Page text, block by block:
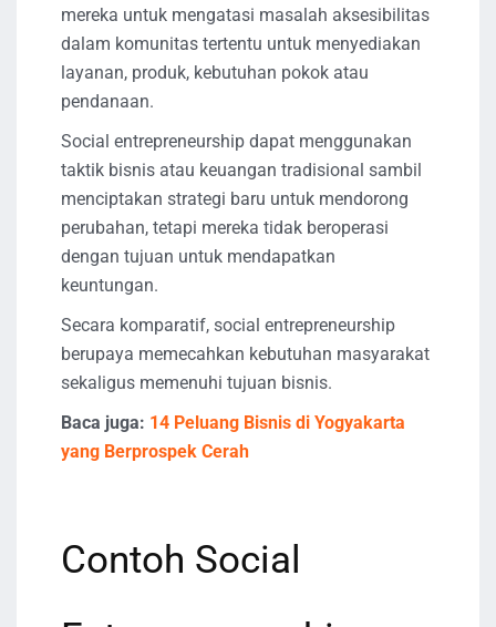
mereka untuk mengatasi masalah aksesibilitas
dalam komunitas tertentu untuk menyediakan
layanan, produk, kebutuhan pokok atau
pendanaan.
Social entrepreneurship dapat menggunakan
taktik bisnis atau keuangan tradisional sambil
menciptakan strategi baru untuk mendorong
perubahan, tetapi mereka tidak beroperasi
dengan tujuan untuk mendapatkan
keuntungan.
Secara komparatif, social entrepreneurship
berupaya memecahkan kebutuhan masyarakat
sekaligus memenuhi tujuan bisnis.
Baca juga: 14 Peluang Bisnis di Yogyakarta
yang Berprospek Cerah
Contoh Social